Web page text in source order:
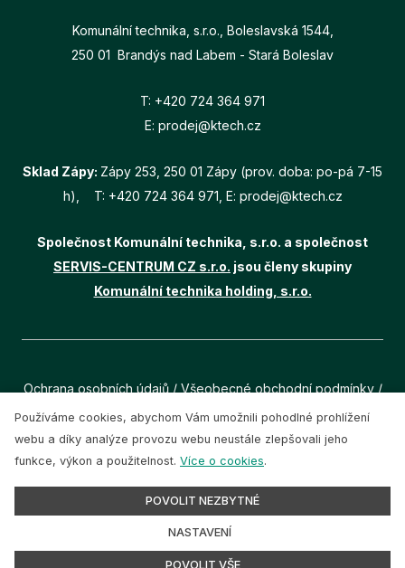
Komunální technika, s.r.o., Boleslavská 1544,
250 01 Brandýs nad Labem - Stará Boleslav
T: +420 724 364 971
E: prodej@ktech.cz
Sklad Zápy: Zápy 253, 250 01 Zápy (prov. doba: po-pá 7-15
h), T: +420 724 364 971 , E: prodej@ktech.cz
Společnost Komunální technika, s.r.o. a společnost
SERVIS-CENTRUM CZ s.r.o. jsou členy skupiny
Komunální technika holding, s.r.o.
Ochrana osobních údajů/ Všeobecné obchodní podmínky/
Cookies
Všechna práva vyhrazena (c) 2021, Komunální technika,
s.r.o.
Používáme cookies, abychom Vám umožnili pohodlné prohlížení
webu a díky analýze provozu webu neustále zlepšovali jeho
funkce, výkon a použitelnost. Více o cookies.
POVOLIT NEZBYTNÉ
NASTAVENÍ
POVOLIT VŠE